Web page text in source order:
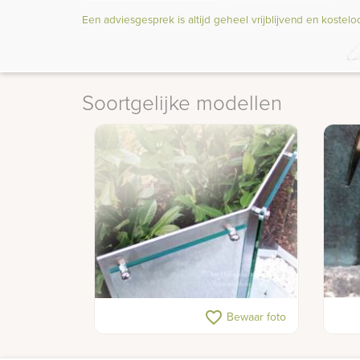
Een adviesgesprek is altijd geheel vrijblijvend en
Soortgelijke modellen
Detailfoto van grafmonument in
favorite_border Bewaar foto